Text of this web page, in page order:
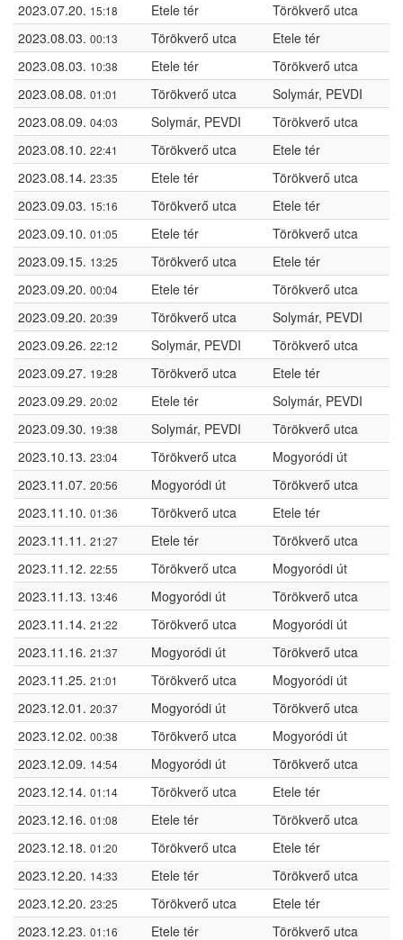
2023.07.20. 15:18 Etele tér
Törökverő utca
2023.08.03. 00:13 Törökverő utca
Etele tér
2023.08.03. 10:38 Etele tér
Törökverő utca
2023.08.08. 01:01 Törökverő utca
Solymár, PEVDI
2023.08.09. 04:03 Solymár, PEVDI
Törökverő utca
2023.08.10. 22:41 Törökverő utca
Etele tér
2023.08.14. 23:35 Etele tér
Törökverő utca
2023.09.03. 15:16 Törökverő utca
Etele tér
2023.09.10. 01:05 Etele tér
Törökverő utca
2023.09.15. 13:25 Törökverő utca
Etele tér
2023.09.20. 00:04 Etele tér
Törökverő utca
2023.09.20. 20:39 Törökverő utca
Solymár, PEVDI
2023.09.26. 22:12 Solymár, PEVDI
Törökverő utca
2023.09.27. 19:28 Törökverő utca
Etele tér
2023.09.29. 20:02 Etele tér
Solymár, PEVDI
2023.09.30. 19:38 Solymár, PEVDI
Törökverő utca
2023.10.13. 23:04 Törökverő utca
Mogyoródi út
2023.11.07. 20:56 Mogyoródi út
Törökverő utca
2023.11.10. 01:36 Törökverő utca
Etele tér
2023.11.11. 21:27 Etele tér
Törökverő utca
2023.11.12. 22:55 Törökverő utca
Mogyoródi út
2023.11.13. 13:46 Mogyoródi út
Törökverő utca
2023.11.14. 21:22 Törökverő utca
Mogyoródi út
2023.11.16. 21:37 Mogyoródi út
Törökverő utca
2023.11.25. 21:01 Törökverő utca
Mogyoródi út
2023.12.01. 20:37 Mogyoródi út
Törökverő utca
2023.12.02. 00:38 Törökverő utca
Mogyoródi út
2023.12.09. 14:54 Mogyoródi út
Törökverő utca
2023.12.14. 01:14 Törökverő utca
Etele tér
2023.12.16. 01:08 Etele tér
Törökverő utca
2023.12.18. 01:20 Törökverő utca
Etele tér
2023.12.20. 14:33 Etele tér
Törökverő utca
2023.12.20. 23:25 Törökverő utca
Etele tér
2023.12.23. 01:16 Etele tér Törökverő utca